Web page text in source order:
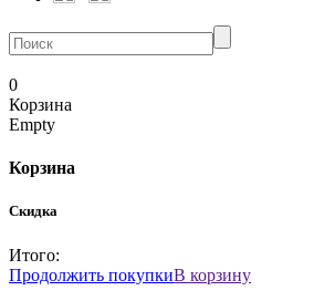
0
Корзина
Empty
Корзина
Скидка
Итого:
Продолжить покупкиВ корзину